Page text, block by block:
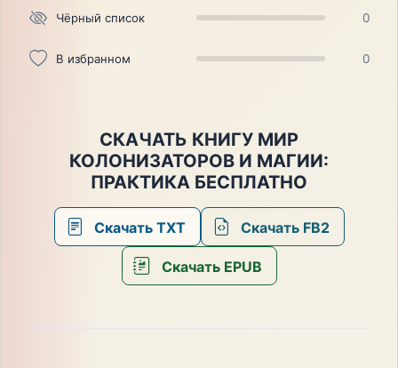
Чёрный список 0
В избранном 0
СКАЧАТЬ КНИГУ МИР
КОЛОНИЗАТОРОВ И МАГИИ:
ПРАКТИКА БЕСПЛАТНО
Скачать TXT Скачать FB2
Скачать EPUB